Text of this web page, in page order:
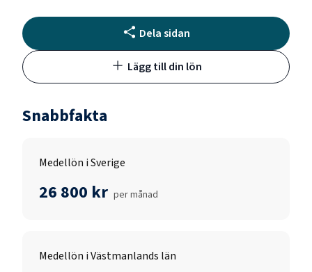
Dela sidan
Lägg till din lön
Snabbfakta
Medellön i Sverige
26 800 kr per månad
Medellön i Västmanlands län